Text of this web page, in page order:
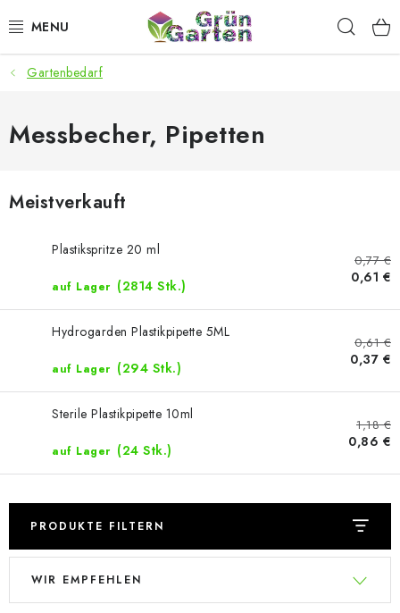
Inhalt
ANGEBOTE
LED PFLANZENLAMPEN
MICROGREENS
SMARTER GARTEN
Geschäftsbewertung Kaufberatung
Kontakt
Datenschutzerklärung Impressum
Gartenbedarf
Messbecher, Pipetten
Meistverkauft
Plastikspritze 20 ml
auf Lager (2814 Stk.)
0,77 €
0,61 €
Hydrogarden Plastikpipette 5ML
auf Lager (294 Stk.)
0,61 €
0,37 €
Sterile Plastikpipette 10ml
auf Lager (24 Stk.)
1,18 €
0,86 €
PRODUKTE FILTERN
L
P WIR EMPFEHLEN